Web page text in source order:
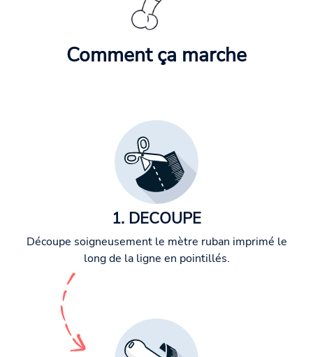
Comment ça marche
1. DECOUPE
Découpe soigneusement le mètre ruban imprimé le
long de la ligne en pointillés.